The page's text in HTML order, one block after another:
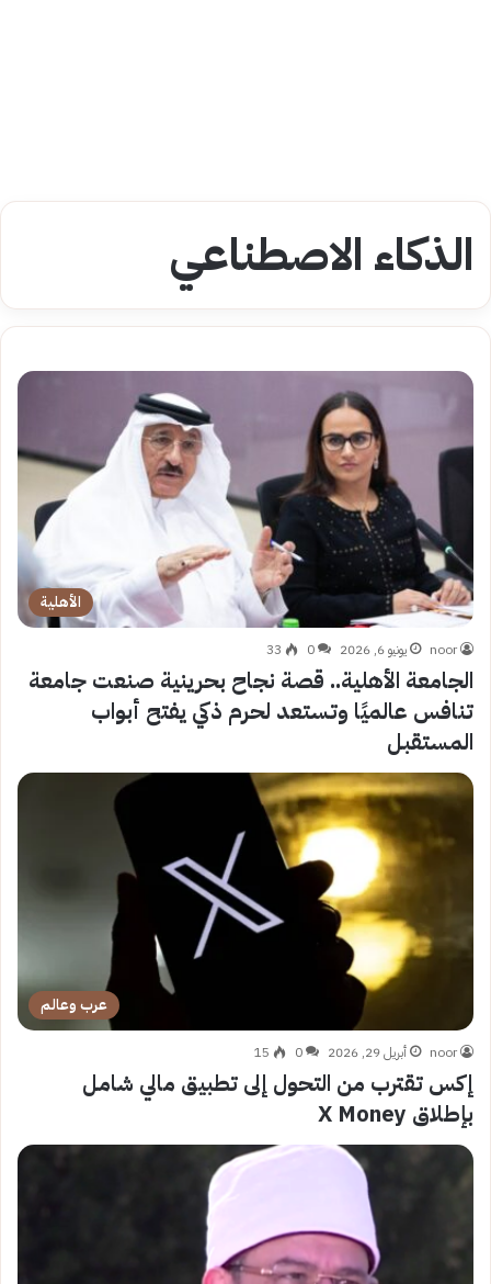
الذكاء الاصطناعي
الأهلية
noor يونيو 6, 2026 0
33
الجامعة الأهلية.. قصة نجاح بحرينية صنعت جامعة
تنافس عالميًا وتستعد لحرم ذكي يفتح أبواب
المستقبل
عرب وعالم
noor أبريل 29, 2026 0
15
إكس تقترب من التحول إلى تطبيق مالي شامل
بإطلاق X Money